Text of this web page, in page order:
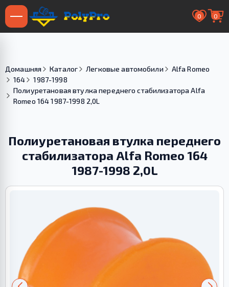
0 0
Домашняя Каталог Легковые автомобили
Alfa Romeo
164
1987-1998
Полиуретановая втулка переднего стабилизатора Alfa
Romeo 164 1987-1998 2,0L
Полиуретановая втулка переднего
стабилизатора Alfa Romeo 164
1987-1998 2,0L